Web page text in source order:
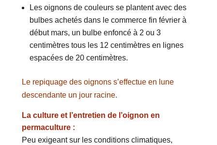
Les oignons de couleurs se plantent avec des
bulbes achetés dans le commerce fin février à
début mars, un bulbe enfoncé à 2 ou 3
centimètres tous les 12 centimètres en lignes
espacées de 20 centimètres.
Le repiquage des oignons s’effectue en lune
descendante un jour racine.
La culture et l’entretien de l’oignon en
permaculture :
Peu exigeant sur les conditions climatiques,